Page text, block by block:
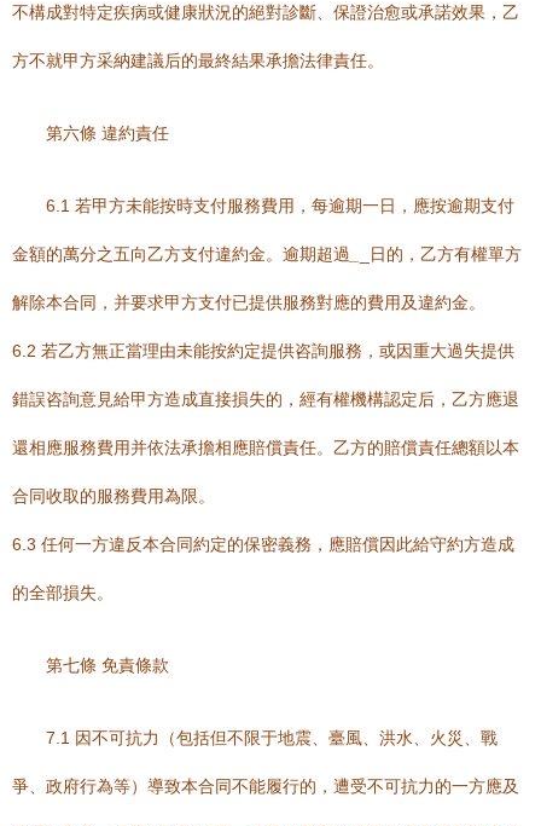
不構成對特定疾病或健康狀況的絕對診斷、保證治愈或承諾效果，乙
方不就甲方采納建議后的最終結果承擔法律責任。
第六條 違約責任
6.1 若甲方未能按時支付服務費用，每逾期一日，應按逾期支付
金額的萬分之五向乙方支付違約金。逾期超過 _日的，乙方有權單方
解除本合同，并要求甲方支付已提供服務對應的費用及違約金。
6.2 若乙方無正當理由未能按約定提供咨詢服務，或因重大過失提供
錯誤咨詢意見給甲方造成直接損失的，經有權機構認定后，乙方應退
還相應服務費用并依法承擔相應賠償責任。乙方的賠償責任總額以本
合同收取的服務費用為限。
6.3 任何一方違反本合同約定的保密義務，應賠償因此給守約方造成
的全部損失。
第七條 免責條款
7.1 因不可抗力（包括但不限于地震、臺風、洪水、火災、戰
爭、政府行為等）導致本合同不能履行的，遭受不可抗力的一方應及